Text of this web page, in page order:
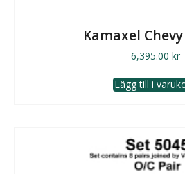
Kamaxel Chevy
6,395.00 kr
Lägg till i